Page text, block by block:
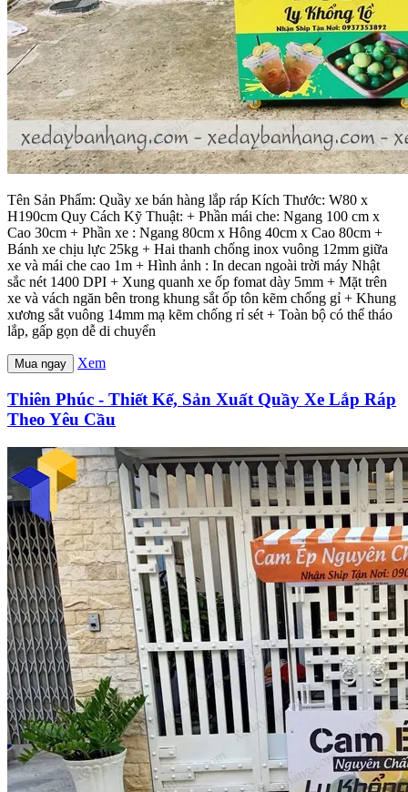
Tên Sản Phẩm: Quầy xe bán hàng lắp ráp Kích Thước: W80 x
H190cm Quy Cách Kỹ Thuật: + Phần mái che: Ngang 100 cm x
Cao 30cm + Phần xe : Ngang 80cm x Hông 40cm x Cao 80cm +
Bánh xe chịu lực 25kg + Hai thanh chống inox vuông 12mm giữa
xe và mái che cao 1m + Hình ảnh : In decan ngoài trời máy Nhật
sắc nét 1400 DPI + Xung quanh xe ốp fomat dày 5mm + Mặt trên
xe và vách ngăn bên trong khung sắt ốp tôn kẽm chống gỉ + Khung
xương sắt vuông 14mm mạ kẽm chống rỉ sét + Toàn bộ có thể tháo
lắp, gấp gọn dễ di chuyển
Mua ngay Xem
Thiên Phúc - Thiết Kế, Sản Xuất Quầy Xe Lắp Ráp
Theo Yêu Cầu